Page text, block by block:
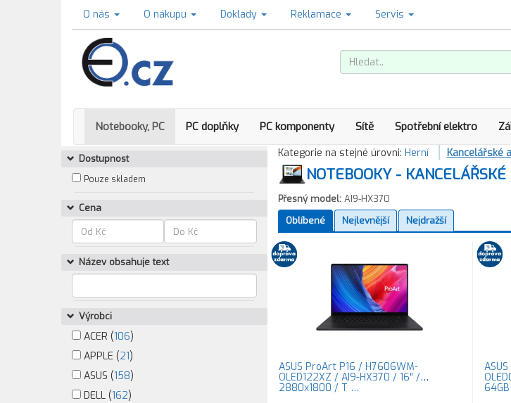
O nás O nákupu Doklady Reklamace Servis
Notebooky, PC PC doplňky PC komponenty Sítě Spotřební elektro
Dostupnost
Pouze skladem
Cena
Název obsahuje text
Výrobci
ACER (106)
APPLE (21)
ASUS (158)
DELL (162)
Kategorie na stejné úrovni: Herní Kancelářské
NOTEBOOKY -
Přesný model:AI9-HX370
Oblíbené
Nejlevnější Nejdražší
ASUS ProArt P16 / H7606WM-
OLED122XZ / AI9-HX370 / 16" /
2880x1800 / T …